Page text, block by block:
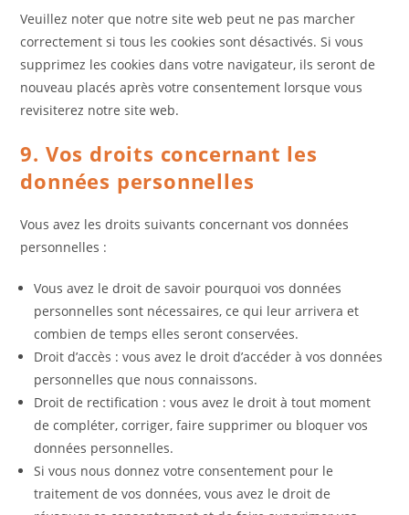
Veuillez noter que notre site web peut ne pas marcher
correctement si tous les cookies sont désactivés. Si vous
supprimez les cookies dans votre navigateur, ils seront de
nouveau placés après votre consentement lorsque vous
revisiterez notre site web.
9. Vos droits concernant les
données personnelles
Vous avez les droits suivants concernant vos données
personnelles :
Vous avez le droit de savoir pourquoi vos données
personnelles sont nécessaires, ce qui leur arrivera et
combien de temps elles seront conservées.
Droit d’accès : vous avez le droit d’accéder à vos données
personnelles que nous connaissons.
Droit de rectification : vous avez le droit à tout moment
de compléter, corriger, faire supprimer ou bloquer vos
données personnelles.
Si vous nous donnez votre consentement pour le
traitement de vos données, vous avez le droit de